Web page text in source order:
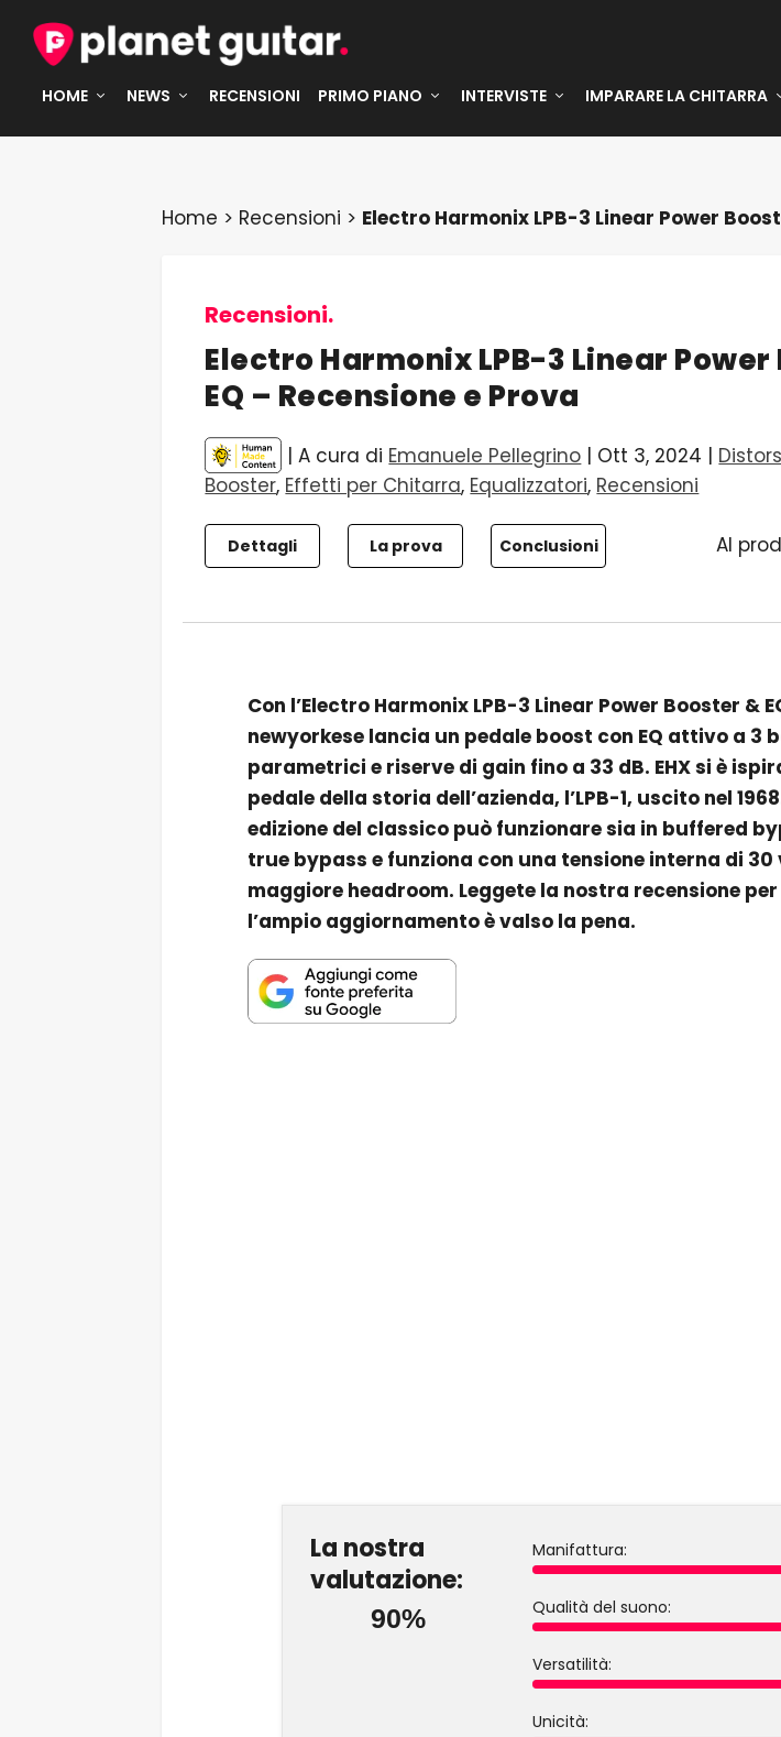
HOME NEWS RECENSIONI PRIMO PIANO INTERVISTE IMPARARE LA CHITARRA
Home > Recensioni > Electro Harmonix LPB-3 Linear Power
Recensioni.
Electro Harmonix LPB-3 Linear
EQ – Recensione e Prova
| A cura di Emanuele Pellegrino | Ott 3, 2024 |
Booster, Effetti per Chitarra, Equalizzatori, Recensioni
Dettagli La prova Conclusioni Al
Con l’Electro Harmonix LPB-3 Linear Power Booster &
newyorkese lancia un pedale boost con EQ attivo a 3
parametrici e riserve di gain fino a 33 dB. EHX si è
pedale della storia dell’azienda, l’LPB-1, uscito nel
edizione del classico può funzionare sia in buffered
true bypass e funziona con una tensione interna di 30
maggiore headroom. Leggete la nostra recensione
l’ampio aggiornamento è valso la pena.
La nostra
valutazione:
90%
Manifattura:
Qualità del suono:
Versatilità:
Unicità: